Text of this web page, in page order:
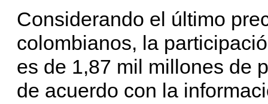
Considerando el último
colombianos, la
es de 1,87 mil millones de
de acuerdo con la